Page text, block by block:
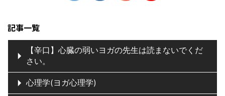
記事一覧
【辛口】心臓の弱いヨガの先生は読まないでくだ
さい。
心理学(ヨガ心理学)